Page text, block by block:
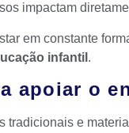
impactam
em constante
infantil .
apoiar o
e